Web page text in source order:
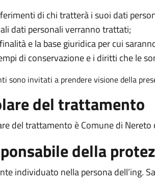
di chi tratterà i suoi dati
dati personali verranno trattati;
e la base giuridica per cui
di conservazione e i diritti che le
sono invitati a prendere visione della
del trattamento
del trattamento è Comune di
della
individuato nella persona dell’ing.